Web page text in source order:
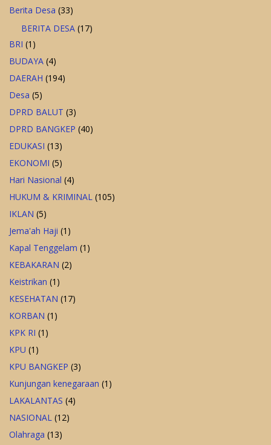
Berita Desa (33)
BERITA DESA (17)
BRI (1)
BUDAYA (4)
DAERAH (194)
Desa (5)
DPRD BALUT (3)
DPRD BANGKEP (40)
EDUKASI (13)
EKONOMI (5)
Hari Nasional (4)
HUKUM & KRIMINAL (105)
IKLAN (5)
Jema'ah Haji (1)
Kapal Tenggelam (1)
KEBAKARAN (2)
Keistrikan (1)
KESEHATAN (17)
KORBAN (1)
KPK RI (1)
KPU (1)
KPU BANGKEP (3)
Kunjungan kenegaraan (1)
LAKALANTAS (4)
NASIONAL (12)
Olahraga (13)